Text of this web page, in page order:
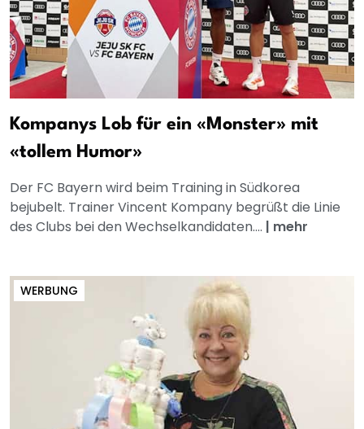
Kompanys Lob für ein «Monster» mit
«tollem Humor»
Der FC Bayern wird beim Training in Südkorea
bejubelt. Trainer Vincent Kompany begrüßt die Linie
des Clubs bei den Wechselkandidaten.... | mehr
WERBUNG